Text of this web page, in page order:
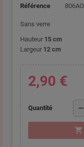
Référence
806AO
Sans verre
Hauteur 15 cm
Largeur 12 cm
2,90 €
Quantité remove
shopping_cart